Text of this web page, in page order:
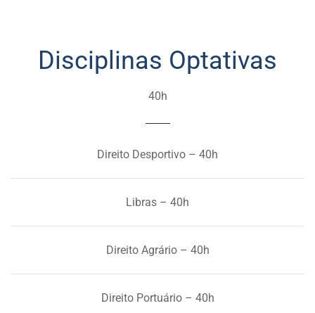
Disciplinas Optativas
40h
Direito Desportivo – 40h
Libras – 40h
Direito Agrário – 40h
Direito Portuário – 40h